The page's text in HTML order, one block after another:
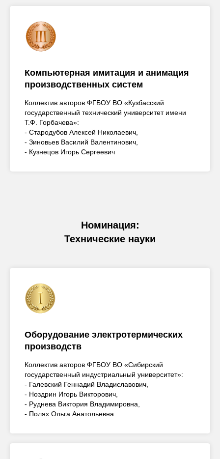
Компьютерная имитация и анимация
производственных систем
Коллектив авторов ФГБОУ ВО «Кузбасский
государственный технический университет имени
Т.Ф. Горбачева»:
- Стародубов Алексей Николаевич,
- Зиновьев Василий Валентинович,
- Кузнецов Игорь Сергеевич
Номинация:
Технические науки
Оборудование электротермических
производств
Коллектив авторов ФГБОУ ВО «Сибирский
государственный индустриальный университет»:
- Галевский Геннадий Владиславович,
- Ноздрин Игорь Викторович,
- Руднева Виктория Владимировна,
- Полях Ольга Анатольевна